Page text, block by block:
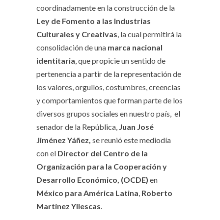
coordinadamente en la construcción de la
Ley de Fomento a las Industrias
Culturales y Creativas, la cual permitirá la
consolidación de una marca nacional
identitaria, que propicie un sentido de
pertenencia a partir de la representación de
los valores, orgullos, costumbres, creencias
y comportamientos que forman parte de los
diversos grupos sociales en nuestro país, el
senador de la República, Juan José
Jiménez Yáñez, se reunió este mediodía
con el Director del Centro de la
Organización para la Cooperación y
Desarrollo Económico, (OCDE) en
México para América Latina, Roberto
Martínez Yllescas.